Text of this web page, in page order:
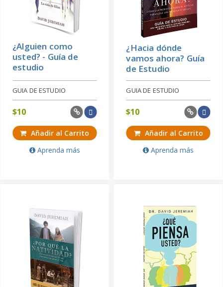
¿Alguien como
usted? - Guía de
estudio
GUIA DE ESTUDIO
$10
Añadir al Carrito
Aprenda más
¿Hacia dónde
vamos ahora? Guía
de Estudio
GUIA DE ESTUDIO
$10
Añadir al Carrito
Aprenda más